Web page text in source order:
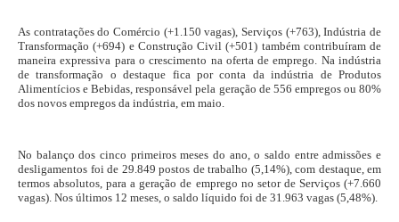
As contratações do Comércio (+1.150 vagas), Serviços (+763), Indústria de
Transformação (+694) e Construção Civil (+501) também contribuíram de
maneira expressiva para o crescimento na oferta de emprego. Na indústria
de transformação o destaque fica por conta da indústria de Produtos
Alimentícios e Bebidas, responsável pela geração de 556 empregos ou 80%
dos novos empregos da indústria, em maio.
No balanço dos cinco primeiros meses do ano, o saldo entre admissões e
desligamentos foi de 29.849 postos de trabalho (5,14%), com destaque, em
termos absolutos, para a geração de emprego no setor de Serviços (+7.660
vagas). Nos últimos 12 meses, o saldo líquido foi de 31.963 vagas (5,48%).